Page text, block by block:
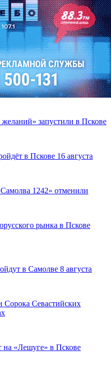
запустили в Пскове
в Пскове 16 августа
1242» отменили
рынка в Пскове
в Самолве 8 августа
Сорока Севастийских
«Лешуге» в Пскове